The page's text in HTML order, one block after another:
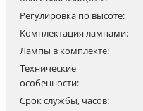
Регулировка по высоте:
Комплектация лампами:
Лампы в комплекте:
Технические
особенности:
Срок службы, часов: